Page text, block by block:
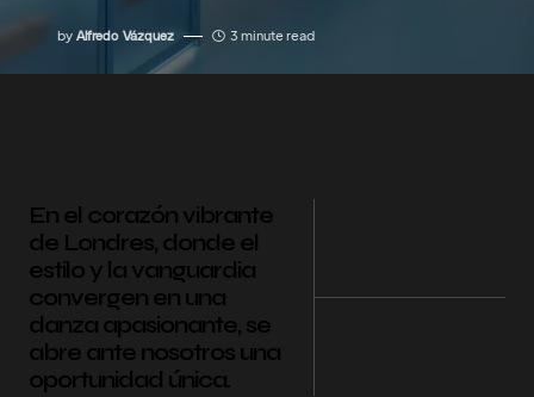
by Alfredo Vázquez 3 minute read
En el corazón vibrante
de Londres, donde el
estilo y la vanguardia
convergen en una
danza apasionante, se
abre ante nosotros una
oportunidad única.